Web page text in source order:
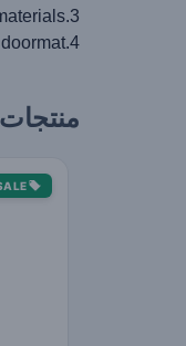
3.Rinse the squeegee under running water, removing any remnants of sanded materials.
4.Install the doormat.